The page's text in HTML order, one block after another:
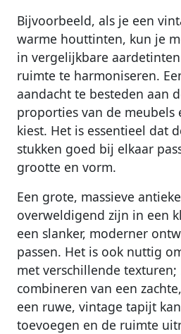
Bijvoorbeeld, als je een
warme houttinten, kun je
in vergelijkbare
ruimte te harmoniseren.
aandacht te besteden aan
proporties van de meubels
kiest. Het is essentieel dat
stukken goed bij elkaar
grootte en vorm.
Een grote, massieve
overweldigend zijn in een
een slanker, moderner
passen. Het is ook nuttig
met verschillende
combineren van een
een ruwe, vintage tapijt
toevoegen en de ruimte